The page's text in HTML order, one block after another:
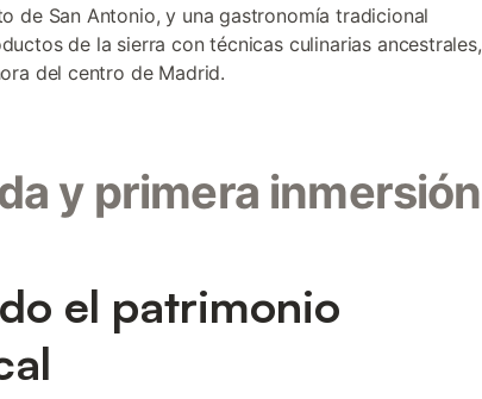
de San Antonio, y una gastronomía tradicional
de la sierra con técnicas culinarias ancestrales,
del centro de Madrid.
y primera inmersión
el patrimonio